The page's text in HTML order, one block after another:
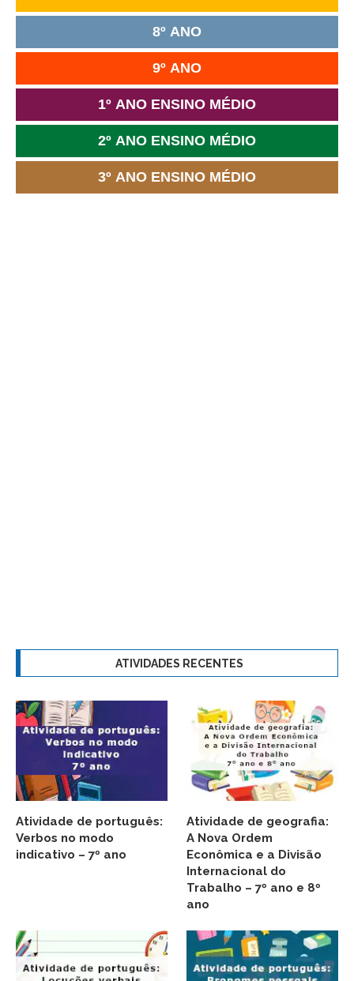
8º ANO
9º ANO
1º ANO ENSINO MÉDIO
2º ANO ENSINO MÉDIO
3º ANO ENSINO MÉDIO
ATIVIDADES RECENTES
Atividade de português:
Verbos no modo
indicativo – 7º ano
Atividade de geografia:
A Nova Ordem
Econômica e a Divisão
Internacional do
Trabalho – 7º ano e 8º
ano